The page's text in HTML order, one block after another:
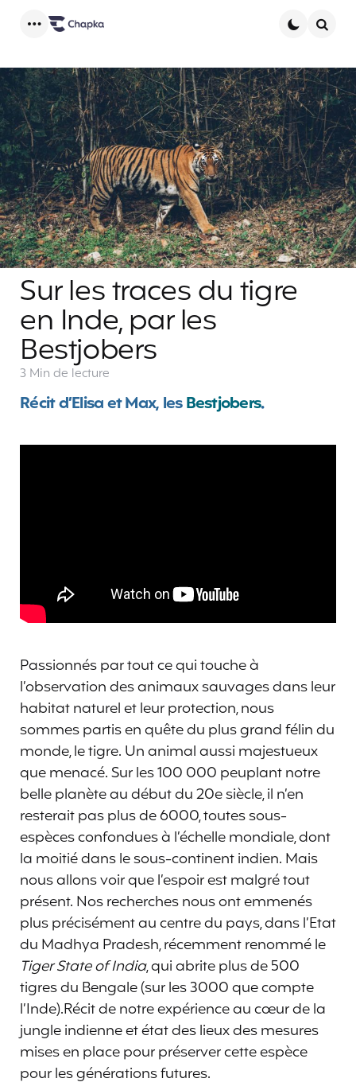
Sur les traces du tigre
en Inde, par les
Bestjobers
3 Min de lecture
Récit d’Elisa et Max, lesBestjobers.
Passionnés par tout ce qui touche à
l’observation des animaux sauvages dans leur
habitat naturel et leur protection, nous
sommes partis en quête du plus grand félin du
monde, le tigre. Un animal aussi majestueux
que menacé. Sur les 100 000 peuplant notre
belle planète au début du 20e siècle, il n’en
resterait pas plus de 6000, toutes sous-
espèces confondues à l’échelle mondiale, dont
la moitié dans le sous-continent indien. Mais
nous allons voir que l’espoir est malgré tout
présent. Nos recherches nous ont emmenés
plus précisément au centre du pays, dans l’Etat
du Madhya Pradesh, récemment renommé le
Tiger State of India, qui abrite plus de 500
tigres du Bengale (sur les 3000 que compte
l’Inde).Récit de notre expérience au cœur de la
jungle indienne et état des lieux des mesures
mises en place pour préserver cette espèce
pour les générations futures.